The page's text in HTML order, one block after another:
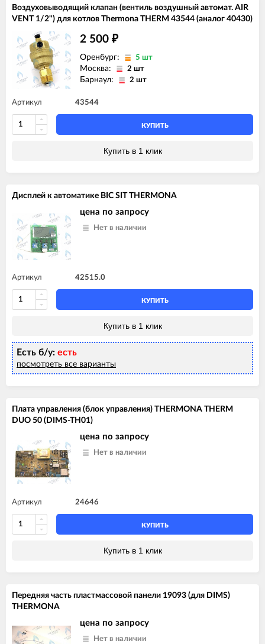
Воздуховыводящий клапан (вентиль воздушный автомат. AIR
VENT 1/2") для котлов Thermona THERM 43544 (аналог 40430)
2 500 ₽
Оренбург: 5 шт
Москва: 2 шт
Барнаул: 2 шт
Артикул 43544
КУПИТЬ
Купить в 1 клик
Дисплей к автоматике BIC SIT THERMONA
цена по запросу
Нет в наличии
Артикул 42515.0
КУПИТЬ
Купить в 1 клик
Есть б/у: есть
посмотреть все варианты
Плата управления (блок управления) THERMONA THERM
DUO 50 (DIMS-TH01)
цена по запросу
Нет в наличии
Артикул 24646
КУПИТЬ
Купить в 1 клик
Передняя часть пластмассовой панели 19093 (для DIMS)
THERMONA
цена по запросу
Нет в наличии